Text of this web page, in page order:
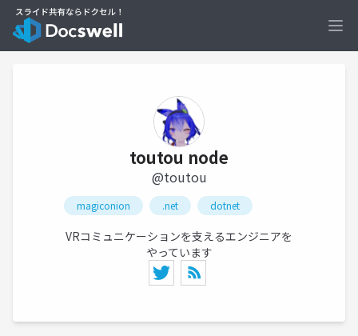
toutou node
@toutou
magiconion .net dotnet
VRコミュニケーションを支えるエンジニアを
やっています